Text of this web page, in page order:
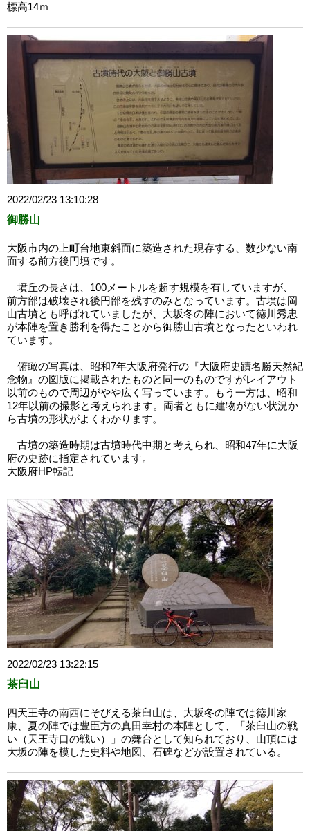
標高14ｍ
2022/02/23 13:10:28
御勝山
大阪市内の上町台地東斜面に築造された現存する、数少ない南
面する前方後円墳です。
墳丘の長さは、100メートルを超す規模を有していますが、
前方部は破壊され後円部を残すのみとなっています。古墳は岡
山古墳とも呼ばれていましたが、大坂冬の陣において徳川秀忠
が本陣を置き勝利を得たことから御勝山古墳となったといわれ
ています。
俯瞰の写真は、昭和7年大阪府発行の『大阪府史蹟名勝天然紀
念物』の図版に掲載されたものと同一のものですがレイアウト
以前のもので周辺がやや広く写っています。もう一方は、昭和
12年以前の撮影と考えられます。両者ともに建物がない状況か
ら古墳の形状がよくわかります。
古墳の築造時期は古墳時代中期と考えられ、昭和47年に大阪
府の史跡に指定されています。
大阪府HP転記
2022/02/23 13:22:15
茶臼山
四天王寺の南西にそびえる茶臼山は、大坂冬の陣では徳川家
康、夏の陣では豊臣方の真田幸村の本陣として、「茶臼山の戦
い（天王寺口の戦い）」の舞台として知られており、山頂には
大坂の陣を模した史料や地図、石碑などが設置されている。